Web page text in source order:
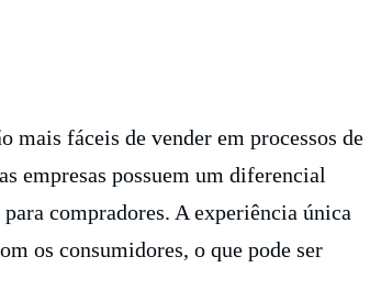
mais fáceis de vender em processos de
empresas possuem um diferencial
compradores. A experiência única
os consumidores, o que pode ser